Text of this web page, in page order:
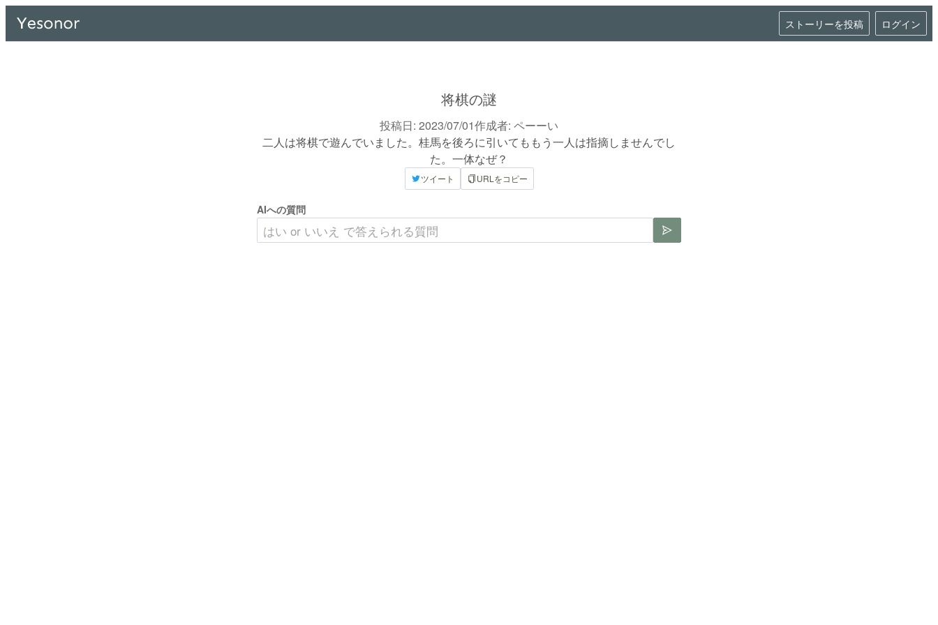
ストーリーを投稿 ログイン
将棋の謎
投稿日: 2023/07/01作成者: ペーーい
二人は将棋で遊んでいました。桂馬を後ろに引いてももう一人は指摘しませんでし
ツイート URLをコピー
AIへの質問